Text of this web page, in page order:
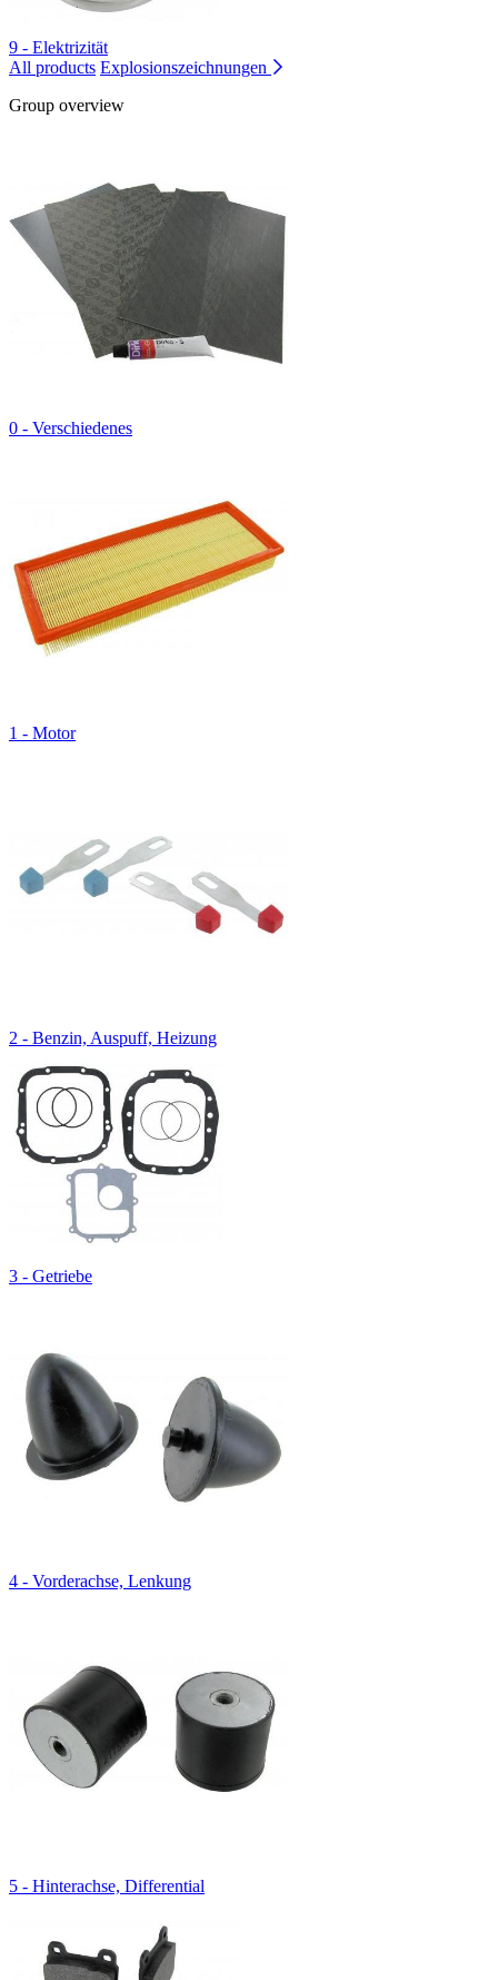
9 - Elektrizität
All products Explosionszeichnungen
Group overview
0 - Verschiedenes
1 - Motor
2 - Benzin, Auspuff, Heizung
3 - Getriebe
4 - Vorderachse, Lenkung
5 - Hinterachse, Differential